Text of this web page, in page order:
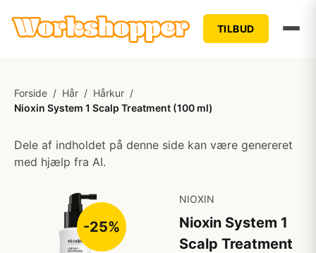
TILBUD
Forside / Hår / Hårkur /
Nioxin System 1 Scalp Treatment (100 ml)
Dele af indholdet på denne side kan være genereret
med hjælp fra AI.
-25%
NIOXIN
Nioxin System 1
Scalp Treatment